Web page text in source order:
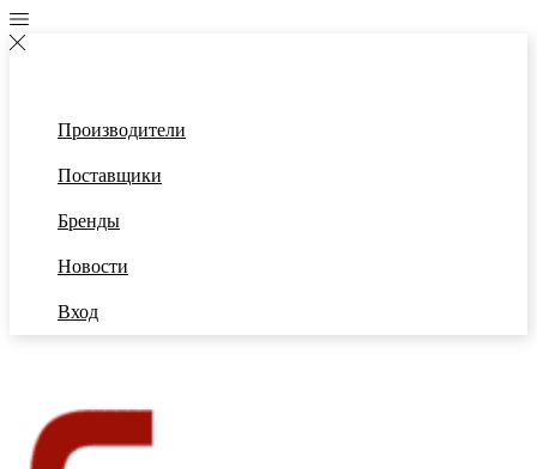
Производители
Поставщики
Бренды
Новости
Вход